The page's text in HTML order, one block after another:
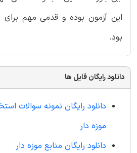
این آزمون بوده و قدمی مهم
بود.
دانلود رایگان فایل ها
دانلود رایگان نمونه سوالات
موزه دار
دانلود رایگان منابع موزه دار